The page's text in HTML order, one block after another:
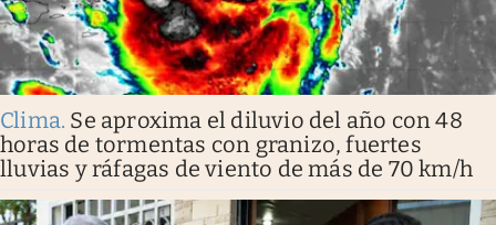
Clima. Se aproxima el diluvio del año con 48
horas de tormentas con granizo, fuertes
lluvias y ráfagas de viento de más de 70 km/h